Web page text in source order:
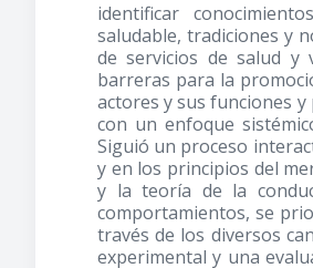
identificar
saludable, tradiciones y
de servicios de salud y
barreras para la
actores y sus funciones
con un enfoque
Siguió un proceso
y en los principios del
y la teoría de la
comportamientos, se
través de los diversos
experimental y una